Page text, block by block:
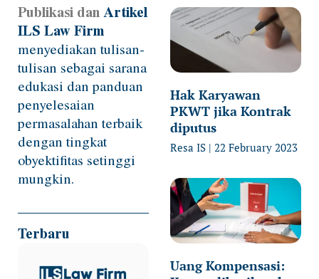
Publikasi danArtikel
ILS Law Firm
menyediakan tulisan-
tulisan sebagai sarana
edukasi dan panduan
penyelesaian
permasalahan terbaik
dengan tingkat
obyektifitas setinggi
mungkin.
Terbaru
Hak Karyawan
PKWT jika Kontrak
diputus
Resa IS 22 February 2023
Uang Kompensasi:
Page Page PagePage